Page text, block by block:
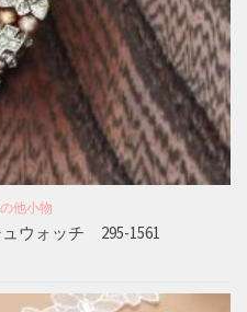
他小物
ウォッチ 295-1561